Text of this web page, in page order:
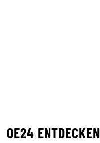
OE24 ENTDECKEN